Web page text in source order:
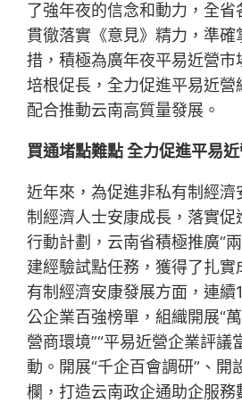
了強年夜的信念和動力，全省
貫徹落實《意見》精力，準
措，積極為廣年夜平易近營市
培根促長，全力促進平易近營
配合推動云南高質量發展。
買通堵點難點 全力促進平易
近年來，為促進非私有制經濟
制經濟人士安康成長，落實促
行動計劃，云南省積極推廣“
建經驗試點任務，獲得了扎實
有制經濟安康發展方面，連續
公企業百強榜單，組織開展“
營商環境”“平易近營企業評議
動。開展“千企百會調研”、開
欄，打造云南政企通助企服務